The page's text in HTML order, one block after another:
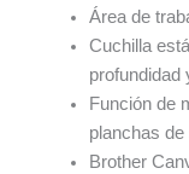
Área de
Cuchilla
profundidad
Función de
planchas
Brother